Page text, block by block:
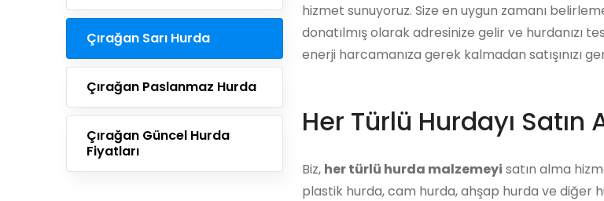
Çırağan Sarı Hurda
Çırağan Paslanmaz Hurda
Çırağan Güncel Hurda
Fiyatları
hizmet sunuyoruz. Size en uygun zamanı
donatılmış olarak adresinize gelir ve hurdanızı
enerji harcamanıza gerek kalmadan satışınızı
Her Türlü Hurdayı Satın
Biz, her türlü hurda malzemeyi satın alma
plastik hurda, cam hurda, ahşap hurda ve diğer